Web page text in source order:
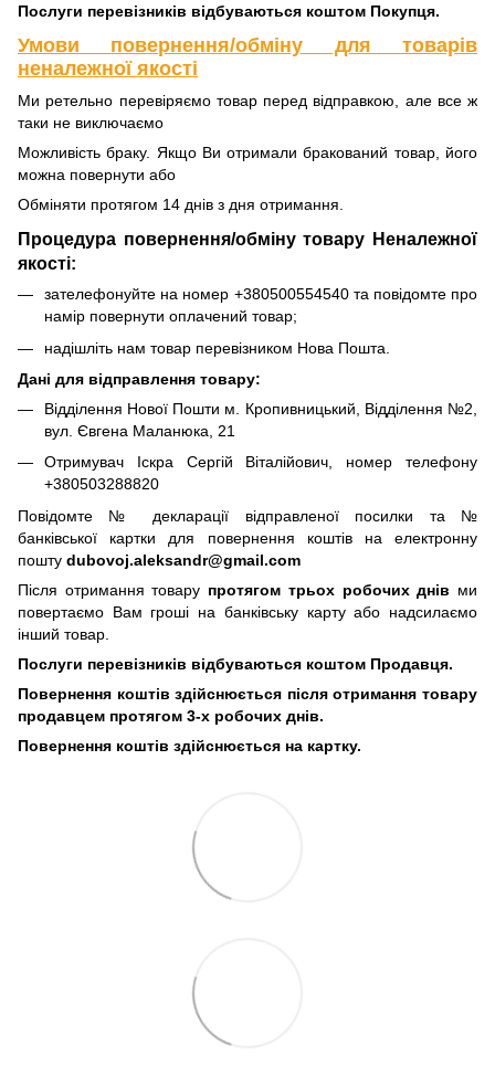
Послуги перевізників відбуваються коштом Покупця.
Умови повернення/обміну для товарів
неналежної якості
Ми ретельно перевіряємо товар перед відправкою, але все ж
таки не виключаємо
Можливість браку. Якщо Ви отримали бракований товар, його
можна повернути або
Обміняти протягом 14 днів з дня отримання.
Процедура повернення/обміну товару Неналежної
якості:
зателефонуйте на номер +380500554540 та повідомте про
намір повернути оплачений товар;
надішліть нам товар перевізником Нова Пошта.
Дані для відправлення товару:
Відділення Нової Пошти м. Кропивницький, Відділення №2,
вул. Євгена Маланюка, 21
Отримувач Іскра Сергій Віталійович, номер телефону
+380503288820
Повідомте № декларації відправленої посилки та №
банківської картки для повернення коштів на електронну
пошту dubovoj.aleksandr@gmail.com
Після отримання товару протягом трьох робочих днів ми
повертаємо Вам гроші на банківську карту або надсилаємо
інший товар.
Послуги перевізників відбуваються коштом Продавця.
Повернення коштів здійснюється після отримання товару
продавцем протягом 3-х робочих днів.
Повернення коштів здійснюється на картку.